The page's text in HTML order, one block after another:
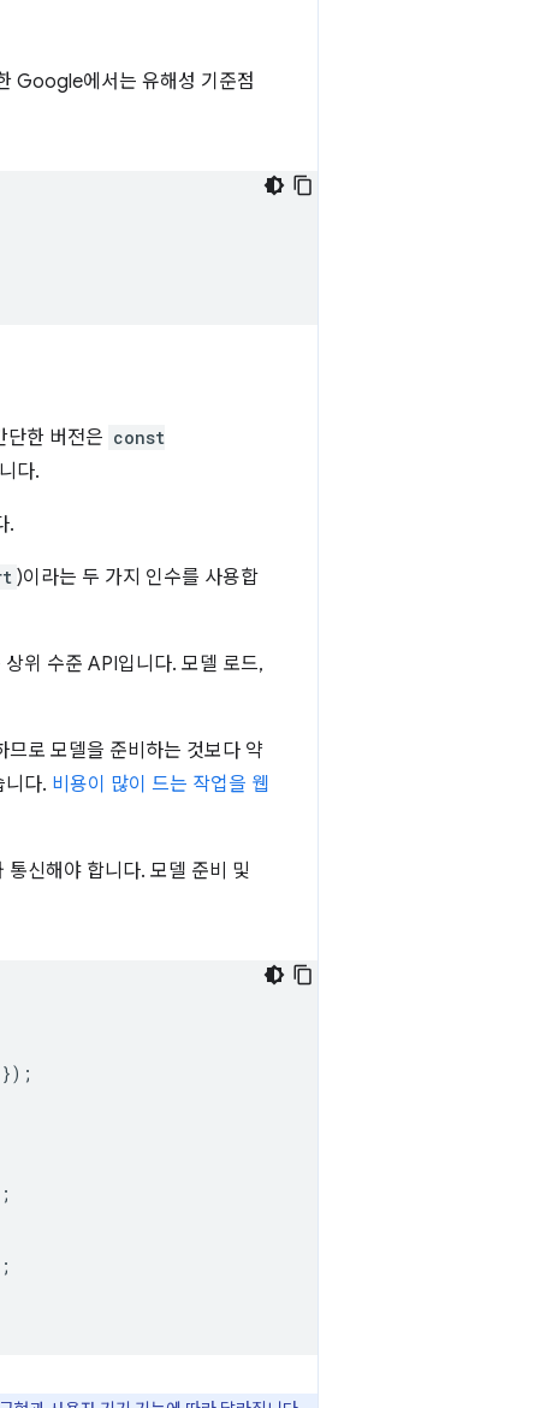
Google에서는 유해성 기준점
한 버전은 const
다.
.
)이라는 두 가지 인수를 사용합
위 수준 API입니다. 모델 로드,
로 모델을 준비하는 것보다 약
니다. 비용이 많이 드는 작업을 웹
신해야 합니다. 모델 준비 및
});